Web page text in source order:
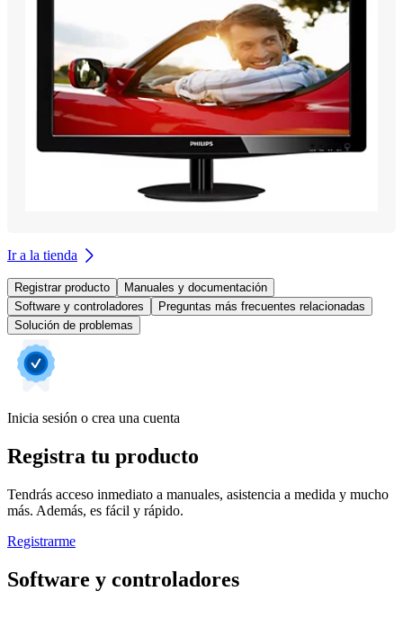
Ir a la tienda
Registrar producto
Manuales y documentación
Software y controladores
Preguntas más frecuentes relacionadas
Solución de problemas
Inicia sesión o crea una cuenta
Registra tu producto
Tendrás acceso inmediato a manuales, asistencia a medida y mucho
más. Además, es fácil y rápido.
Registrarme
Software y controladores